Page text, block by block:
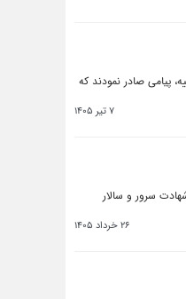
پیامی صادر نمودند که
7 تیر 1405
سرور و سالار
26 خرداد 1405